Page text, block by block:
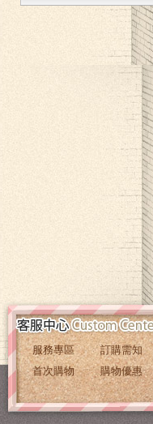
服務專區
訂購需知
首次購物
購物優惠